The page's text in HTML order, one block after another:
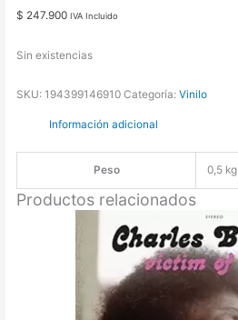
$ 247.900 IVA Incluido
Sin existencias
SKU:194399146910 Categoría:Vinilo
Información adicional
Peso 0,5 kg
Productos relacionados